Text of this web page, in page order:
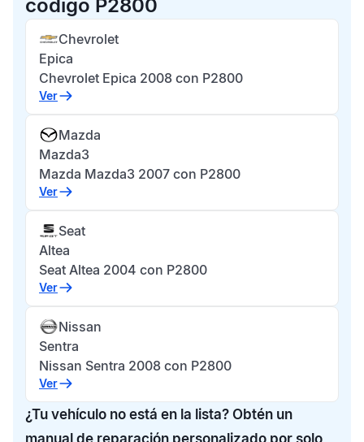
código P2800
Chevrolet
Epica
Chevrolet Epica 2008 con P2800
Ver
Mazda
Mazda3
Mazda Mazda3 2007 con P2800
Ver
Seat
Altea
Seat Altea 2004 con P2800
Ver
Nissan
Sentra
Nissan Sentra 2008 con P2800
Ver
¿Tu vehículo no está en la lista? Obtén un
manual de reparación personalizado por solo